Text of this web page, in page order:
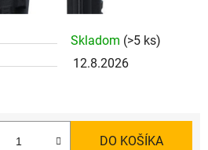
Skladom (>5 ks)
12.8.2026
DO KOŠÍKA